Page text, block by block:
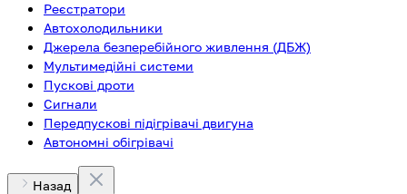
Реєстратори
Автохолодильники
Джерела безперебійного живлення (ДБЖ)
Мультимедійні системи
Пускові дроти
Сигнали
Передпускові підігрівачі двигуна
Автономні обігрівачі
Назад